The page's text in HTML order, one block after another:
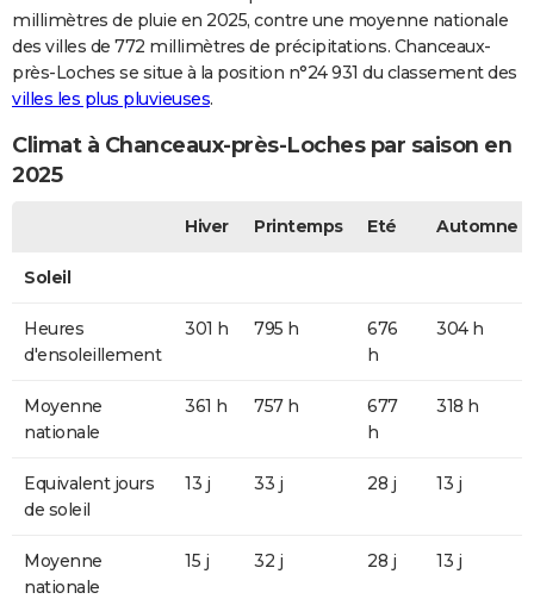
millimètres de pluie en 2025, contre une moyenne nationale
des villes de 772 millimètres de précipitations. Chanceaux-
près-Loches se situe à la position n°24 931 du classement des
villes les plus pluvieuses.
Climat à Chanceaux-près-Loches par saison en
2025
Hiver Printemps Eté Automne
Soleil
Heures
d'ensoleillement
301 h 795 h
676
h
304 h
Moyenne
nationale
361 h 757 h
677
h
318 h
Equivalent jours
de soleil
13 j 33 j 28 j 13 j
Moyenne
nationale
15 j 32 j 28 j 13 j